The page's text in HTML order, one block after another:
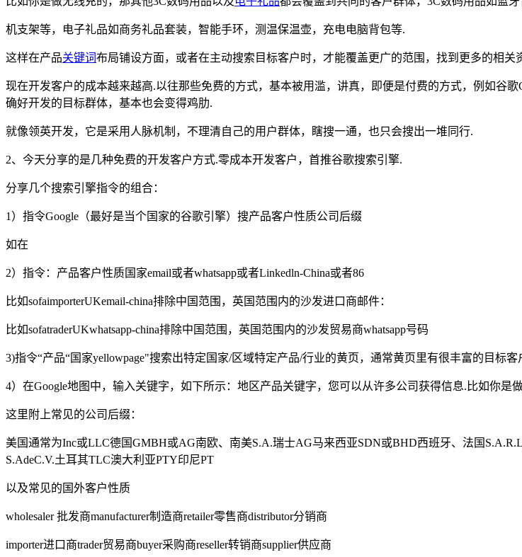
机支架等，电子礼品如商务礼品套装，智能手环，测温保温壶，充电电脑背包等.
这样在产品关键词布局铺设方面，或者在主动搜索目标客户时，才能覆盖更广的范围，找到更多的相关
现在开发客户的成本越来越高.以往那些免费的方式，基本被用滥，讲真，即便是付费的方式，例如谷
确好开发的目标群体，基本也会变得鸡肋.
就像领英开发，它是采用人脉机制，不理清自己的用户群体，瞎搜一通，也只会搜出一堆同行.
2、今天分享的是几种免费的开发客户方式.零成本开发客户，首推谷歌搜索引擎.
分享几个搜索引擎指令的组合：
1）指令Google（最好是当个国家的谷歌引擎）搜产品客户性质公司后缀
如在
2）指令：产品客户性质国家email或者whatsapp或者Linkedln-China或者86
比如sofaimporterUKemail-china排除中国范围，英国范围内的沙发进口商邮件：
比如sofatraderUKwhatsapp-china排除中国范围，英国范围内的沙发贸易商whatsapp号码
3)指令“产品“国家yellowpage"搜索出特定国家/区域特定产品/行业的黄页，通常黄页里有很丰富的目标
4）在Google地图中，输入关键字，如下所示：地区产品关键字，您可以从许多公司获得信息.比如你是
这里附上常见的公司后缀：
美国通常为Inc或LLC德国GMBH或AG南欧、南美S.A.瑞士AG马来西亚SDN或BHD西班牙、法国
S.AdeC.V.土耳其TLC澳大利亚PTY印尼PT
以及常见的国外客户性质
wholesaler 批发商manufacturer制造商retailer零售商distributor分销商
importer进口商trader贸易商buyer采购商reseller转销商supplier供应商